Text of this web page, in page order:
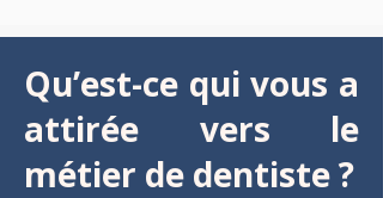
Qu’est-ce qui vous a
attirée vers le
métier de dentiste ?